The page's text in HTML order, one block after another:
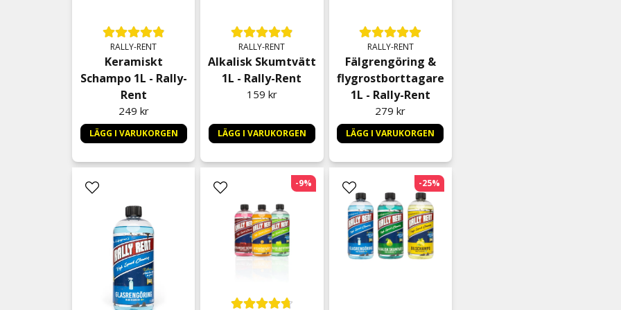
RALLY-RENT
Keramiskt
Schampo 1L - Rally-
Rent
249 kr
LÄGG I VARUKORGEN
RALLY-RENT
Alkalisk Skumtvätt
1L - Rally-Rent
159 kr
LÄGG I VARUKORGEN
RALLY-RENT
Fälgrengöring &
flygrostborttagare
1L - Rally-Rent
279 kr
LÄGG I VARUKORGEN
-9% -25%